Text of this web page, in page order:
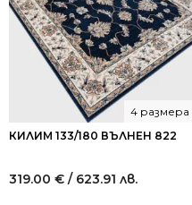
КИЛИМ 133/180 ВЪЛНЕН 822
4 размера
319.00 € / 623.91 лв.